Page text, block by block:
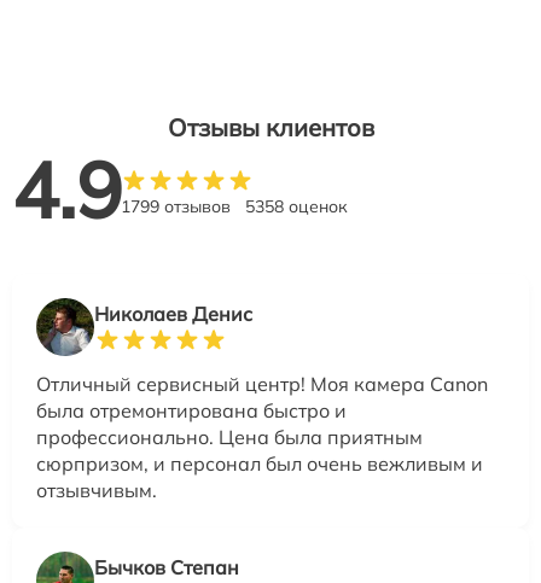
Отзывы клиентов
4.91799 отзывов 5358 оценок
Николаев Денис
Отличный сервисный центр! Моя камера Canon
была отремонтирована быстро и
профессионально. Цена была приятным
сюрпризом, и персонал был очень вежливым и
отзывчивым.
Бычков Степан